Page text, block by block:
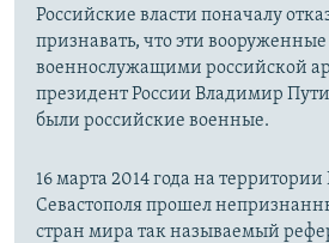
Российские власти поначалу
признавать, что эти
военнослужащими российской
президент России Владимир
были российские военные.
16 марта 2014 года на
Севастополя прошел
стран мира так называемый